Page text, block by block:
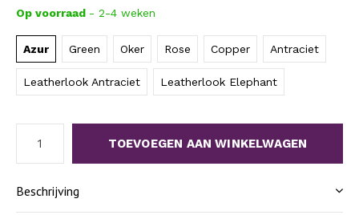
Op voorraad - 2-4 weken
Azur Green Oker Rose Copper Antraciet
Leatherlook Antraciet Leatherlook Elephant
TOEVOEGEN AAN WINKELWAGEN
Beschrijving